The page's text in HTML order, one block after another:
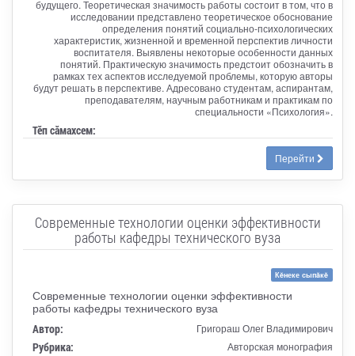
будущего. Теоретическая значимость работы состоит в том, что в
исследовании представлено теоретическое обоснование
определения понятий социально-психологических
характеристик, жизненной и временной перспектив личности
воспитателя. Выявлены некоторые особенности данных
понятий. Практическую значимость предстоит обозначить в
рамках тех аспектов исследуемой проблемы, которую авторы
будут решать в перспективе. Адресовано студентам, аспирантам,
преподавателям, научным работникам и практикам по
специальности «Психология».
Тӗп сӑмахсем:
Перейти
Современные технологии оценки эффективности
работы кафедры технического вуза
Кĕнеке сыпăкĕ
Современные технологии оценки эффективности
работы кафедры технического вуза
Автор: Григораш Олег Владимирович
Рубрика: Авторская монография